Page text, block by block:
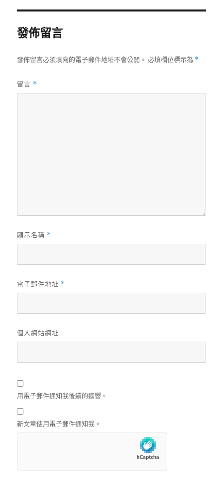
發佈留言
發佈留言必須填寫的電子郵件地址不會公開。 必填欄位標示為 *
留言 *
顯示名稱 *
電子郵件地址 *
個人網站網址
用電子郵件通知我後續的迴響。
新文章使用電子郵件通知我。